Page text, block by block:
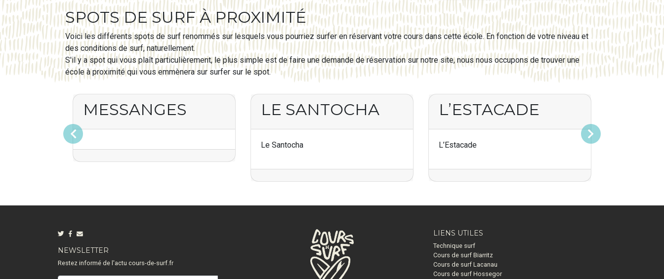
SPOTS DE SURF À PROXIMITÉ
Voici les différents spots de surf renommés sur lesquels vous pourriez surfer en réservant votre cours dans cette école. En fonction de votre niveau et
des conditions de surf, naturellement.
S'il y a spot qui vous plaît particulièrement, le plus simple est de faire une demande de réservation sur notre site, nous nous occupons de trouver une
école à proximité qui vous emmènera sur surfer sur le spot.
MESSANGES LE SANTOCHA
Le Santocha
L’ESTACADE
L’Estacade
Suivant
NEWSLETTER
Restez informé de l'actu cours-de-surf.fr
LIENS UTILES
Technique surf
Cours de surf Biarritz
Cours de surf Lacanau
Cours de surf Hossegor